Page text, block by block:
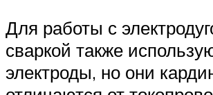
Для работы с
сваркой также
электроды, но они